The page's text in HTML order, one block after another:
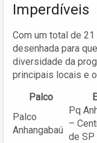
Imperdíveis
Com um total de
desenhada para
diversidade da
principais locais e
Palco
Palco
Anhangabaú
Pq
–
de SP